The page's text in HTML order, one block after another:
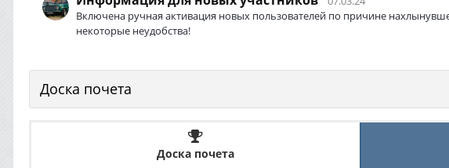
Включена ручная активация новых пользователей по причине
некоторые неудобства!
Доска почета
Доска почета